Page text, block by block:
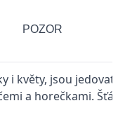
POZOR
i květy, jsou
a horečkami.